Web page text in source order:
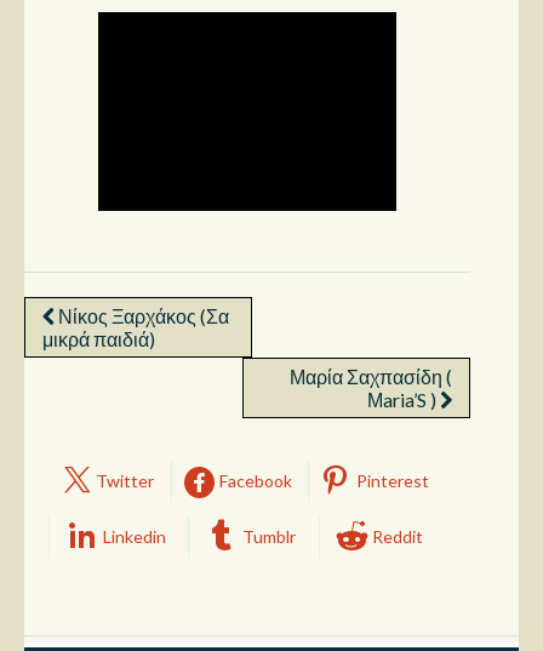
Νίκος Ξαρχάκος (Σα
μικρά παιδιά)
Μαρία Σαχπασίδη (
Μaria’S )
Twitter Facebook Pinterest
Linkedin Tumblr Reddit